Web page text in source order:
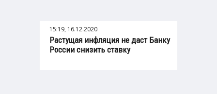
15:19, 16.12.2020
Растущая инфляция не даст Банку
России снизить ставку